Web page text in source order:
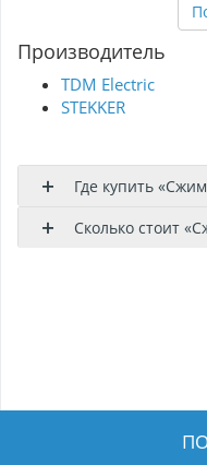
Производитель
TDM Electric
STEKKER
Где купить
Сколько стоит